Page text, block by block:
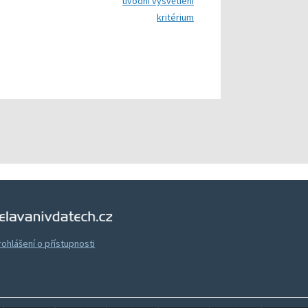
kritérium
Vzdělávání v datech
o přístupnosti